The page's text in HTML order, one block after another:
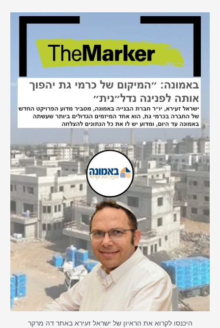
היכנסו לקרוא את הראיון של ישראל זעירא באתר דה מרקר